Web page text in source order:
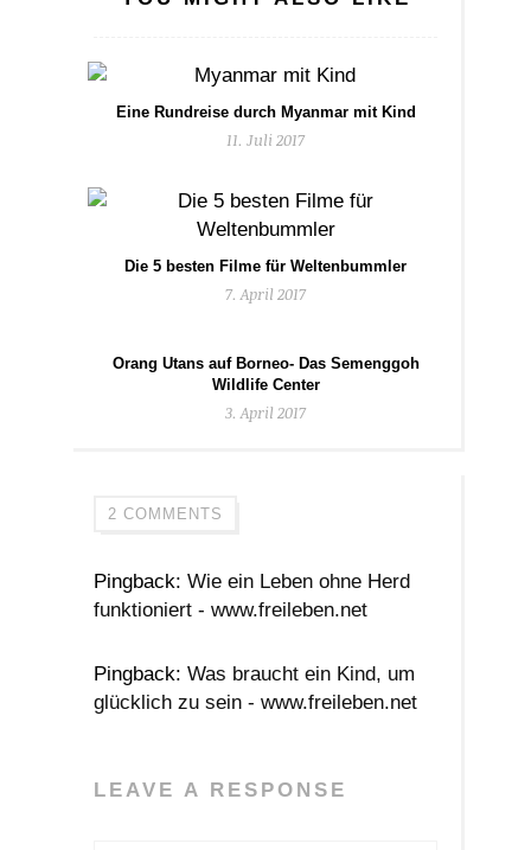
Eine Rundreise durch Myanmar mit Kind
11. Juli 2017
Die 5 besten Filme für Weltenbummler
7. April 2017
Orang Utans auf Borneo- Das Semenggoh
Wildlife Center
3. April 2017
2 COMMENTS
Pingback: Wie ein Leben ohne Herd
funktioniert - www.freileben.net
Pingback: Was braucht ein Kind, um
glücklich zu sein - www.freileben.net
LEAVE A RESPONSE